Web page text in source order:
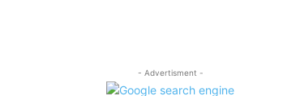
- Advertisment -